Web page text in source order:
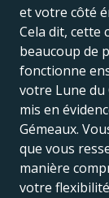
et votre côté
Cela dit, cette
beaucoup de
fonctionne
votre Lune du
mis en
Gémeaux.
que vous
manière
votre